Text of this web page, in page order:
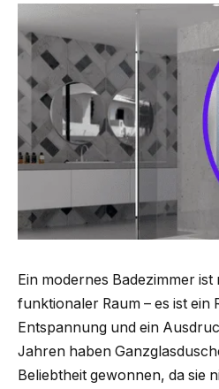
Ein modernes Badezimmer
funktionaler Raum – es ist ein
Entspannung und ein
Jahren haben
Beliebtheit gewonnen, da sie